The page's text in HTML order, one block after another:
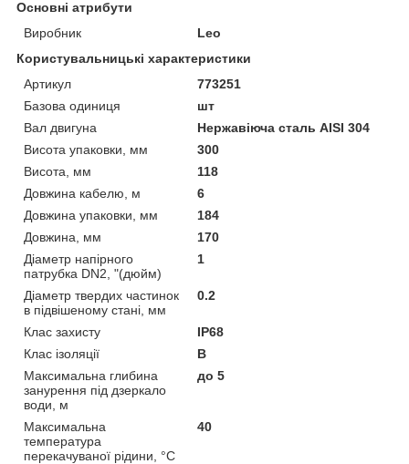
Основні атрибути
Виробник
Leo
Користувальницькі характеристики
Артикул
773251
Базова одиниця
шт
Вал двигуна
Нержавіюча сталь AISI 304
Висота упаковки, мм
300
Висота, мм
118
Довжина кабелю, м
6
Довжина упаковки, мм
184
Довжина, мм
170
Діаметр напірного
патрубка DN2, "(дюйм)
1
Діаметр твердих частинок
в підвішеному стані, мм
0.2
Клас захисту
IP68
Клас ізоляції
В
Максимальна глибина
занурення під дзеркало
води, м
до 5
Максимальна
температура
перекачуваної рідини, °C
40